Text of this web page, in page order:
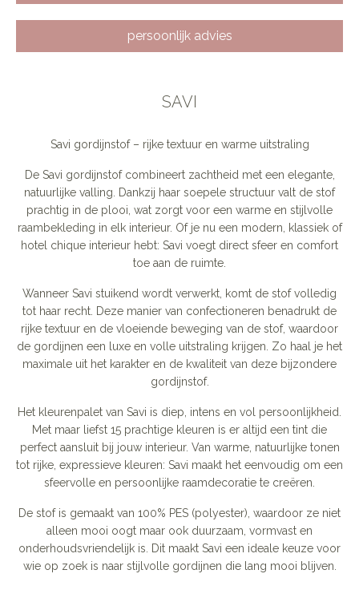
persoonlijk advies
SAVI
Savi gordijnstof – rijke textuur en warme uitstraling
De Savi gordijnstof combineert zachtheid met een elegante,
natuurlijke valling. Dankzij haar soepele structuur valt de stof
prachtig in de plooi, wat zorgt voor een warme en stijlvolle
raambekleding in elk interieur. Of je nu een modern, klassiek of
hotel chique interieur hebt: Savi voegt direct sfeer en comfort
toe aan de ruimte.
Wanneer Savi stuikend wordt verwerkt, komt de stof volledig
tot haar recht. Deze manier van confectioneren benadrukt de
rijke textuur en de vloeiende beweging van de stof, waardoor
de gordijnen een luxe en volle uitstraling krijgen. Zo haal je het
maximale uit het karakter en de kwaliteit van deze bijzondere
gordijnstof.
Het kleurenpalet van Savi is diep, intens en vol persoonlijkheid.
Met maar liefst 15 prachtige kleuren is er altijd een tint die
perfect aansluit bij jouw interieur. Van warme, natuurlijke tonen
tot rijke, expressieve kleuren: Savi maakt het eenvoudig om een
sfeervolle en persoonlijke raamdecoratie te creëren.
De stof is gemaakt van 100% PES (polyester), waardoor ze niet
alleen mooi oogt maar ook duurzaam, vormvast en
onderhoudsvriendelijk is. Dit maakt Savi een ideale keuze voor
wie op zoek is naar stijlvolle gordijnen die lang mooi blijven.